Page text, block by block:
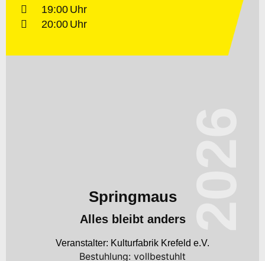
19:00
20:00
Springmaus
Alles bleibt anders
Kulturfabrik Krefeld e.V.
Bestuhlung: vollbestuhlt